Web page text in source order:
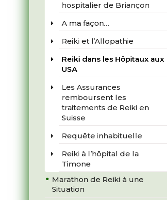
hospitalier de Briançon
A ma façon…
Reiki et l’Allopathie
Reiki dans les Hôpitaux aux
USA
Les Assurances
remboursent les
traitements de Reiki en
Suisse
Requête inhabituelle
Reiki à l’hôpital de la
Timone
Marathon de Reiki à une
Situation